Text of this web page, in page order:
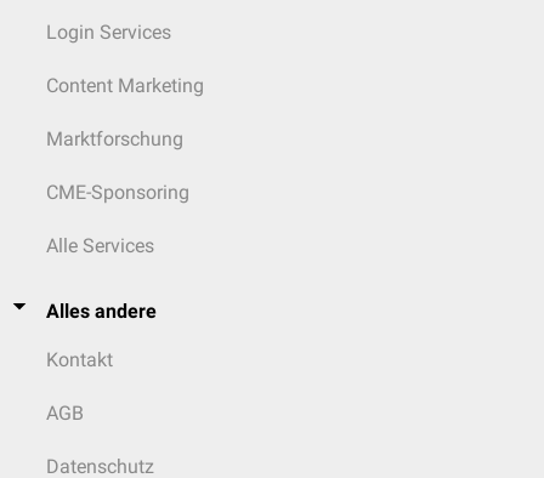
Login Services
Content Marketing
Marktforschung
CME-Sponsoring
Alle Services
Alles andere
Kontakt
AGB
Datenschutz